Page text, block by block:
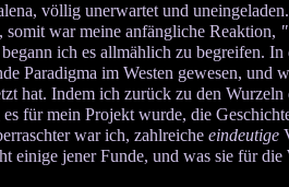
völlig unerwartet und
somit war meine anfängliche Reaktion,
ich es allmählich zu begreifen. In
Paradigma im Westen gewesen, und
hat. Indem ich zurück zu den Wurzeln
für mein Projekt wurde, die
war ich, zahlreiche eindeutige
jener Funde, und was sie für die